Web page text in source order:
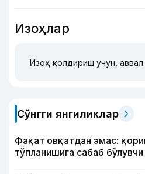
Изоҳлар
Изоҳ қолдириш учун, аввал
Сўнгги янгиликлар
Фақат овқатдан эмас:
тўпланишига сабаб